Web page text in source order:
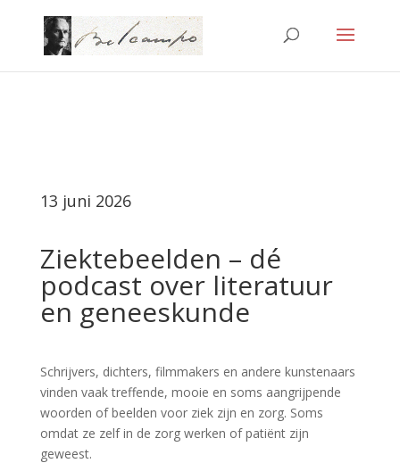
13 juni 2026
Ziektebeelden – dé
podcast over literatuur
en geneeskunde
Schrijvers, dichters, filmmakers en andere kunstenaars
vinden vaak treffende, mooie en soms aangrijpende
woorden of beelden voor ziek zijn en zorg. Soms
omdat ze zelf in de zorg werken of patiënt zijn
geweest.